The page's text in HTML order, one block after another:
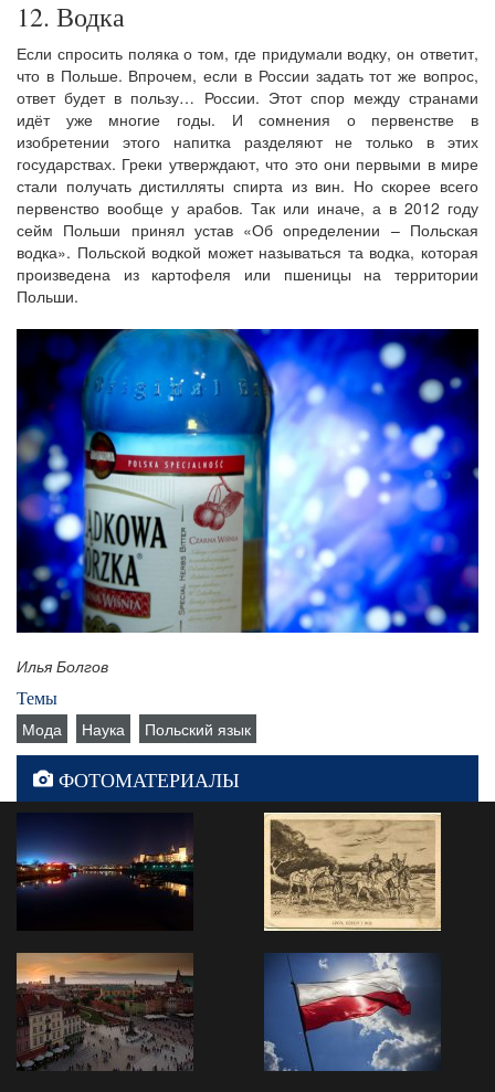
12. Водка
Если спросить поляка о том, где придумали водку, он ответит,
что в Польше. Впрочем, если в России задать тот же вопрос,
ответ будет в пользу… России. Этот спор между странами
идёт уже многие годы. И сомнения о первенстве в
изобретении этого напитка разделяют не только в этих
государствах. Греки утверждают, что это они первыми в мире
стали получать дистилляты спирта из вин. Но скорее всего
первенство вообще у арабов. Так или иначе, а в 2012 году
сейм Польши принял устав «Об определении – Польская
водка». Польской водкой может называться та водка, которая
произведена из картофеля или пшеницы на территории
Польши.
Илья Болгов
Темы
Мода Наука Польский язык
ФОТОМАТЕРИАЛЫ